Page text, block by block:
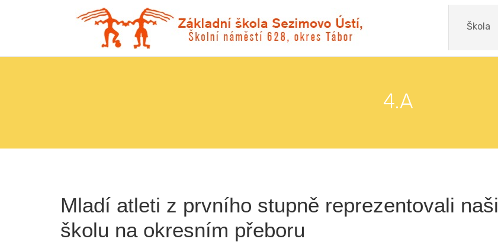
Škola
4.A
Mladí atleti z prvního stupně reprezentovali naši
školu na okresním přeboru